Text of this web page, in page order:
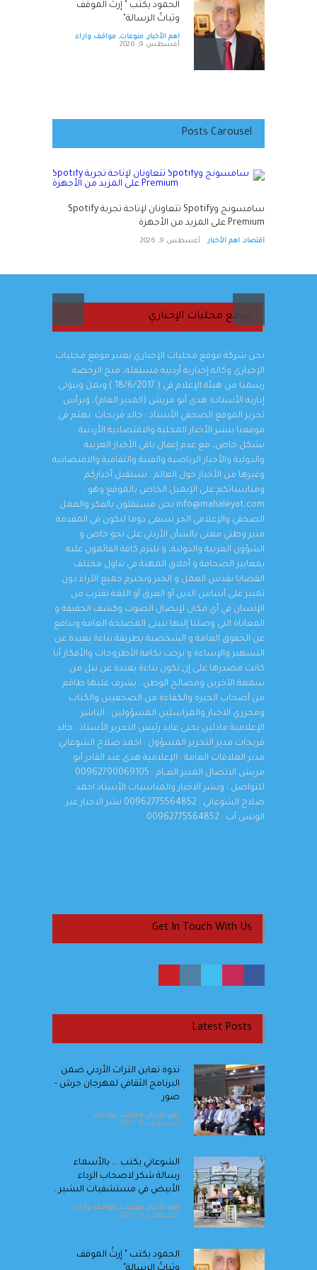
الحمود يكتب " إرثُ الموقف
وثباتُ الرسالة"
اهم الأخبار, منوعات, مواقف واراء
أغسطس 9, 2026
أغسطس 9, 2026
سامسونج وSpotify تتعاونان
لإتاحة تجربة Spotify Premium
على المزيد من الأجهزة
Posts Carousel
سامسونج وSpotify تتعاونان لإتاحة تجربة Spotify
Premium على المزيد من الأجهزة
اقتصاد, اهم الأخبار أغسطس 9, 2026
موقع محليات الإخباري
نحن شركة موقع محليات الإخباري يعتبر موقع محليات
الإخباري وكالة إخبارية أردنية مستقلة، منح الرخصة
رسميا من هيئة الإعلام في ( 18/6/2017 ) ويمل وتتولى
إدارته الأستاذة هدى أبو مريش (المدير العام)، ويرأس
تحرير الموقع الصحفي الأستاذ : خالد فريحات. نهتم في
موقعنا بنشر الأخبار المحلية والاقتصادية الأردنية
بشكل خاص، مع عدم إغفال باقي الأخبار العربية
والدولية والأخبار الرياضية والفنية والثقافية والاقتصادية
وغيرها من الأخبار حول العالم . نستقبل أخباركم
ومناسباتكم على الإيميل الخاص بالموقع وهو :
info@mahaleyat.com نحن مستقلون بالفكر والعمل
الصحفي والإعلامي الحر نسعى دوما لنكون في المقدمة
منبر وطني معنى بالشأن الأردني على نحو خاص و
الشؤون العربية والدولية، و يلتزم كافة القائمون عليه
بمعايير الصحافة و أخلاق المهنة في تناول مختلف
القضايا نقدس العمل و الخبر ونحترم جميع الآراء دون
تمييز على أساس الدين أو العرق أو اللغة نقترب من
الإنسان في أي مكان لإيصال الصوت وكشف الحقيقة و
المعاناة التي وصلنا إليها نتبنى المصلحة العامة وندافع
عن الحقوق العامة و الشخصية بطريقة بناءة بعيدة عن
التشهير والإساءة و نرحب بكافة الأطروحات والأفكار أيا
كانت مصدرها على إن تكون بناءة بعيدة عن نيل من
سمعة الآخرين ومصالح الوطن . يشرف عليها طاقم
من أصحاب الخبرة والكفاءة من الصحفيين والكتاب
ومحرري الاخبار والمراسلين المسؤولين : الناشر :
الإعلامية مادلين يحيى عابد رئيس التحرير الأستاذ : خالد
فريحات مدير التحرير المسؤول : احمد صلاح الشوعاني
مدير العلاقات العامة : الإعلامية هدى عبد القادر أبو
مريش الاتصال المدير العــام : 00962790069105
للتواصل : ونشر الاخبار والمناسبات الأستاذ احمد
صلاح الشوعاني : 00962775564852 نشر الاخبار عبر
الوتس آب : 00962775564852
Get In Touch With Us
Latest Posts
ندوة تعاين التراث الأردني ضمن
البرنامج الثقافي لمهرجان جرش -
صور
اهم الأخبار, محليات, منوعات
أغسطس 8, 2026
الشوعاني يكتب ... بالأسماء
رسالة شكر لاصحاب الرداء
الأبيض في مستشفيات البشير .
اهم الأخبار, منوعات, مواقف واراء
أغسطس 9, 2026
الحمود يكتب " إرثُ الموقف